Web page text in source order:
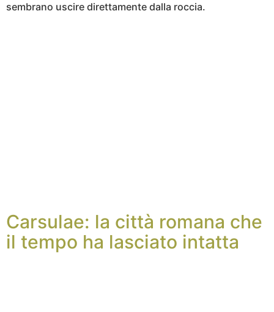
sembrano uscire direttamente dalla roccia.
Carsulae: la città romana che
il tempo ha lasciato intatta